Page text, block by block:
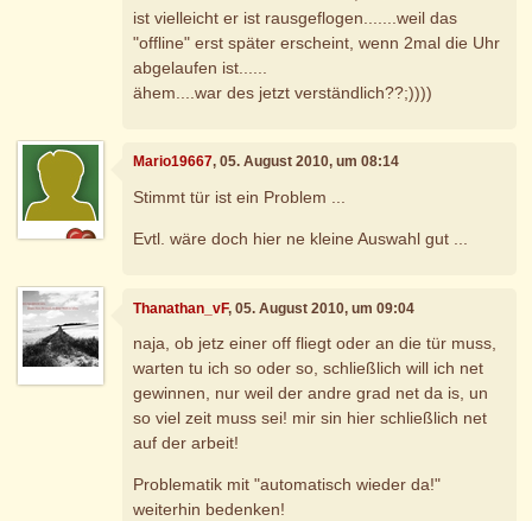
ist vielleicht er ist rausgeflogen.......weil das
"offline" erst später erscheint, wenn 2mal die Uhr
abgelaufen ist......
ähem....war des jetzt verständlich??;))))
Mario19667, 05. August 2010, um 08:14
Stimmt tür ist ein Problem ...
Evtl. wäre doch hier ne kleine Auswahl gut ...
Thanathan_vF, 05. August 2010, um 09:04
naja, ob jetz einer off fliegt oder an die tür muss,
warten tu ich so oder so, schließlich will ich net
gewinnen, nur weil der andre grad net da is, un
so viel zeit muss sei! mir sin hier schließlich net
auf der arbeit!
Problematik mit "automatisch wieder da!"
weiterhin bedenken!